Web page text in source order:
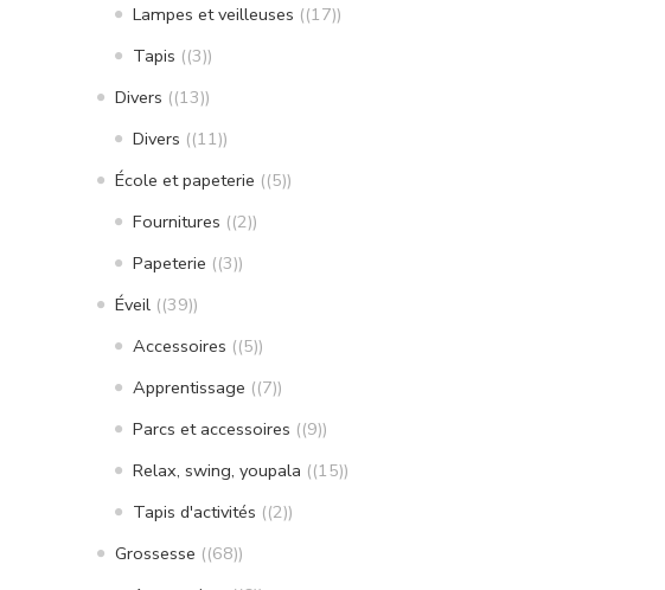
Lampes et veilleuses (17)
Tapis (3)
Divers (13)
Divers (11)
École et papeterie (5)
Fournitures (2)
Papeterie (3)
Éveil (39)
Accessoires (5)
Apprentissage (7)
Parcs et accessoires (9)
Relax, swing, youpala (15)
Tapis d'activités (2)
Grossesse (68)